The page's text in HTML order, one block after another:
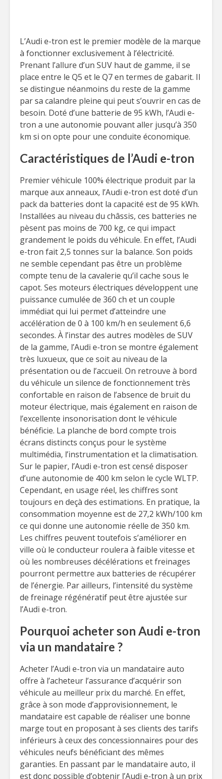
L’Audi e-tron est le premier modèle de la marque
à fonctionner exclusivement à l’électricité.
Prenant l’allure d’un SUV haut de gamme, il se
place entre le Q5 et le Q7 en termes de gabarit. Il
se distingue néanmoins du reste de la gamme
par sa calandre pleine qui peut s’ouvrir en cas de
besoin. Doté d’une batterie de 95 kWh, l’Audi e-
tron a une autonomie pouvant aller jusqu’à 350
km si on opte pour une conduite économique.
Caractéristiques de l’Audi e-tron
Premier véhicule 100% électrique produit par la
marque aux anneaux, l’Audi e-tron est doté d’un
pack da batteries dont la capacité est de 95 kWh.
Installées au niveau du châssis, ces batteries ne
pèsent pas moins de 700 kg, ce qui impact
grandement le poids du véhicule. En effet, l’Audi
e-tron fait 2,5 tonnes sur la balance. Son poids
ne semble cependant pas être un problème
compte tenu de la cavalerie qu’il cache sous le
capot. Ses moteurs électriques développent une
puissance cumulée de 360 ch et un couple
immédiat qui lui permet d’atteindre une
accélération de 0 à 100 km/h en seulement 6,6
secondes. À l’instar des autres modèles de SUV
de la gamme, l’Audi e-tron se montre également
très luxueux, que ce soit au niveau de la
présentation ou de l’accueil. On retrouve à bord
du véhicule un silence de fonctionnement très
confortable en raison de l’absence de bruit du
moteur électrique, mais également en raison de
l’excellente insonorisation dont le véhicule
bénéficie. La planche de bord compte trois
écrans distincts conçus pour le système
multimédia, l’instrumentation et la climatisation.
Sur le papier, l’Audi e-tron est censé disposer
d’une autonomie de 400 km selon le cycle WLTP.
Cependant, en usage réel, les chiffres sont
toujours en deçà des estimations. En pratique, la
consommation moyenne est de 27,2 kWh/100 km
ce qui donne une autonomie réelle de 350 km.
Les chiffres peuvent toutefois s’améliorer en
ville où le conducteur roulera à faible vitesse et
où les nombreuses décélérations et freinages
pourront permettre aux batteries de récupérer
de l’énergie. Par ailleurs, l’intensité du système
de freinage régénératif peut être ajustée sur
l’Audi e-tron.
Pourquoi acheter son Audi e-tron
via un mandataire ?
Acheter l’Audi e-tron via un mandataire auto
offre à l’acheteur l’assurance d’acquérir son
véhicule au meilleur prix du marché. En effet,
grâce à son mode d’approvisionnement, le
mandataire est capable de réaliser une bonne
marge tout en proposant à ses clients des tarifs
inférieurs à ceux des concessionnaires pour des
véhicules neufs bénéficiant des mêmes
garanties. En passant par le mandataire auto, il
est donc possible d’obtenir l’Audi e-tron à un prix